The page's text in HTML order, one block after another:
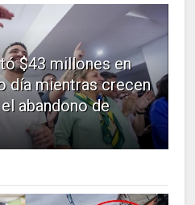
$43 millones en
día mientras crecen
abandono de